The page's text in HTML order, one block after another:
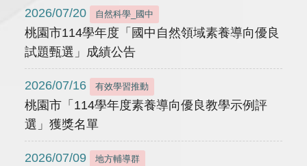
2026/07/20 自然科學_國中
桃園市114學年度「國中自然領域素養導向優良
試題甄選」成績公告
2026/07/16 有效學習推動
桃園市「114學年度素養導向優良教學示例評
選」獲獎名單
2026/07/09 地方輔導群